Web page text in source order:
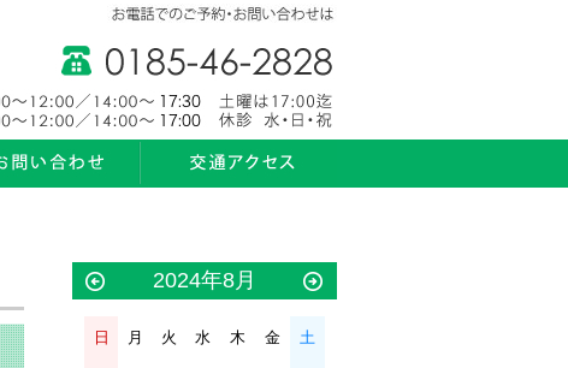
2024年8月
日 月 火 水 木 金 土